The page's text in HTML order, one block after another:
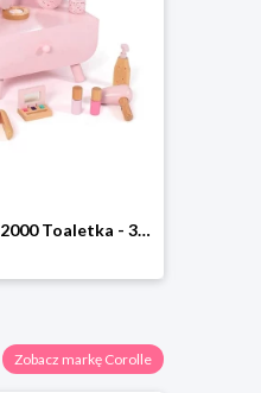
Bayer CHIC 2000 Toaletka - 3+ rozmiar: onesize
Zobacz markę Corolle